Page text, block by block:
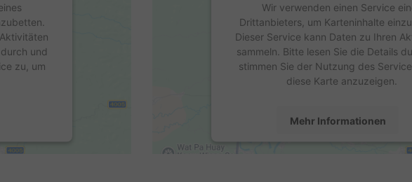
und
zu, um
Wir verwenden einen Service
Drittanbieters, um Karteninhalte
Dieser Service kann Daten zu Ihren
sammeln. Bitte lesen Sie die Details
stimmen Sie der Nutzung des
diese Karte anzuzeigen.
Mehr Informationen